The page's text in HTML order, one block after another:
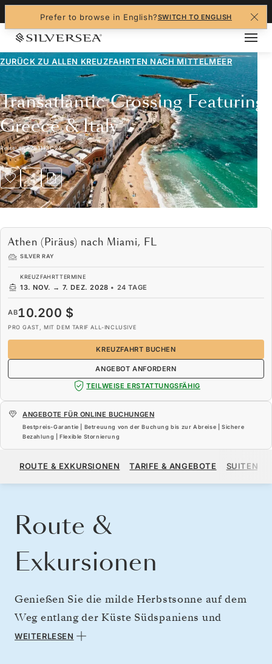
Prefer to browse in English?SWITCH TO ENGLISH
ZURÜCK ZU ALLEN KREUZFAHRTEN NACH MITTELMEER
Transatlantic Crossing Featuring
Greece & Italy
Reise#RA281113C24
Athen (Piräus) nach Miami, FL
SILVER RAY
KREUZFAHRTTERMINE
13. NOV. → 7. DEZ. 2028 • 24 TAGE
AB10.200 $
PRO GAST, MIT DEM TARIF ALL-INCLUSIVE
KREUZFAHRT BUCHEN
ANGEBOT ANFORDERN
TEILWEISE ERSTATTUNGSFÄHIG
ANGEBOTE FÜR ONLINE BUCHUNGEN
Bestpreis-Garantie | Betreuung von der Buchung bis zur Abreise | Sichere
Bezahlung | Flexible Stornierung
10.200 $
ROUTE & EXKURSIONEN TARIFE & ANGEBOTE SUITEN
Route &
Exkursionen
Genießen Sie die milde Herbstsonne auf dem
Weg entlang der Küste Südspaniens und
besuchen Sie einige geschichtsträchtige Inseln,
WEITERLESEN